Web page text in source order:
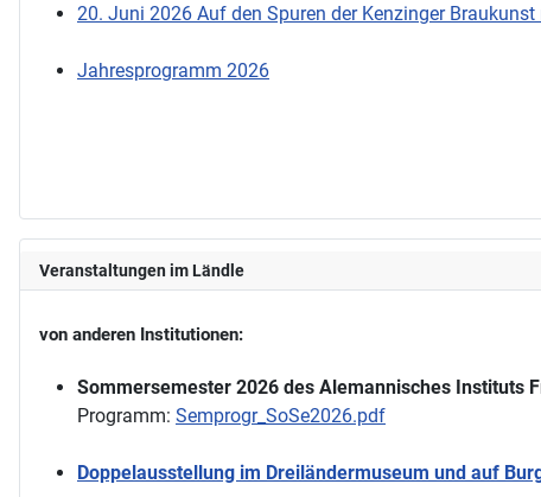
20. Juni 2026 Auf den Spuren der Kenzinger
Jahresprogramm 2026
Veranstaltungen im Ländle
von anderen Institutionen:
Sommersemester 2026 des Alemannisches Instituts
Programm: Semprogr_SoSe2026.pdf
Doppelausstellung im Dreiländermuseum und auf